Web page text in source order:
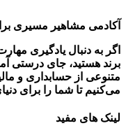
آکادمی مشاهیر مسیری
اگر به دنبال یادگیری
برند هستید، جای درستی
متنوعی از حسابداری و
می‌کنیم تا شما را برای
لینک های مفید